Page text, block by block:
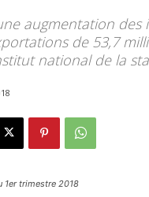
augmentation
de 53,7
national de la
trimestre 2018